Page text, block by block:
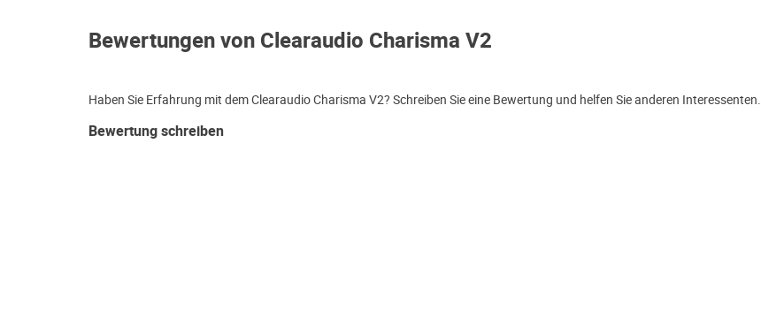
Bewertungen von Clearaudio Charisma V2
Haben Sie Erfahrung mit dem Clearaudio Charisma V2? Schreiben Sie eine Bewertung und helfen Sie anderen Interessenten.
Bewertung schreiben